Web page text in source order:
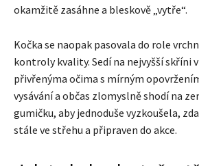
okamžitě zasáhne a bleskově „vytře“.
Kočka se naopak pasovala do role
kontroly kvality. Sedí na nejvyšší skříni
přivřenýma očima s mírným
vysávání a občas zlomyslně shodí na
gumičku, aby jednoduše vyzkoušela,
stále ve střehu a připraven do akce.